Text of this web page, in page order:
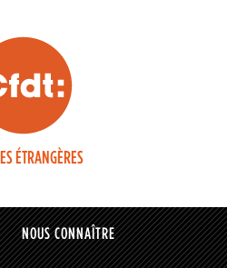
ÉTRANGÈRES
NOUS CONNAÎTRE